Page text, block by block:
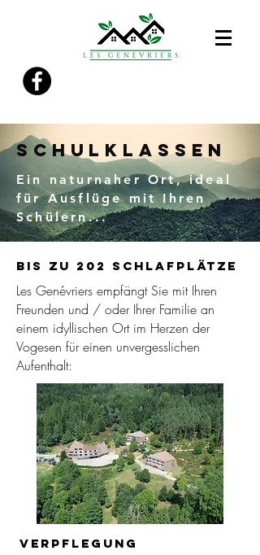
SCHULKLASSEN
Ein naturnaher Ort, ideal
für Ausflüge mit Ihren
Schülern...
Bis zu 202 Schlafplätze
Les Genévriers empfängt Sie mit Ihren
Freunden und / oder Ihrer Familie an
einem idyllischen Ort im Herzen der
Vogesen für einen unvergesslichen
Aufenthalt:
Verpflegung